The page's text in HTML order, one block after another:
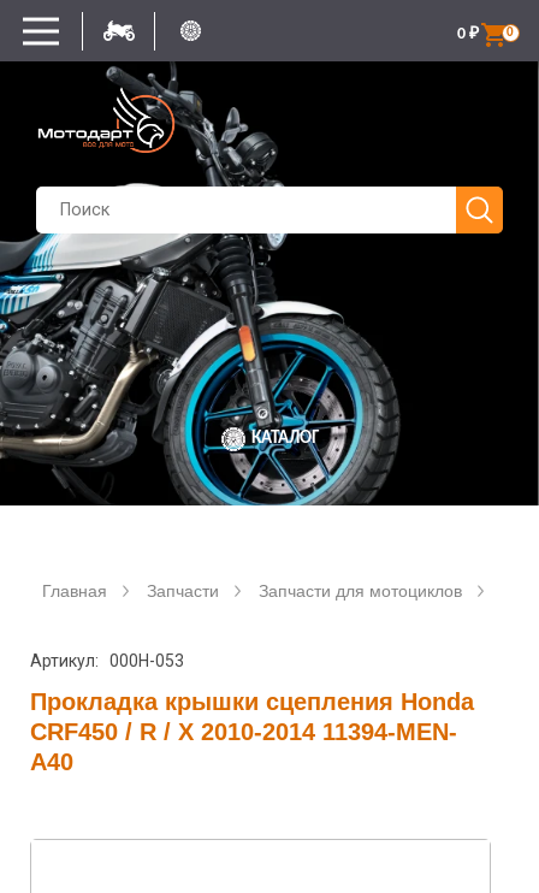
0
0 ₽
КАТАЛОГ
Главная Запчасти Запчасти для мотоциклов
Артикул: 000H-053
Прокладка крышки сцепления Honda
CRF450 / R / X 2010-2014 11394-MEN-
A40